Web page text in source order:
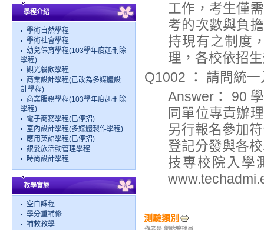
學程介紹
學術自然學程
學術社會學程
幼兒保育學程(103學年度起刪除
學程)
觀光餐飲學程
商業設計學程(已改為多媒體設
計學程)
商業服務學程(103學年度起刪除
學程)
電子商務學程(已停招)
室內設計學程(多媒體製作學程)
應用英語學程(已停招)
銀髮族活動管理學程
時尚設計學程
教學實施
空白課程
學分重補修
補救教學
工作，考生僅
考的次數與負
持現有之制度
理，各校依招
Q1002 ： 請問統
Answer： 90
同單位專責辦
另行報名參加
登記分發與各
技專校院入學
測驗類別